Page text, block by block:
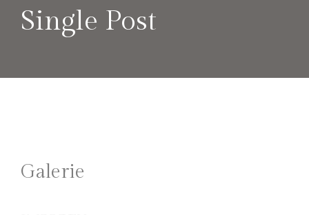
Single Post
Galerie